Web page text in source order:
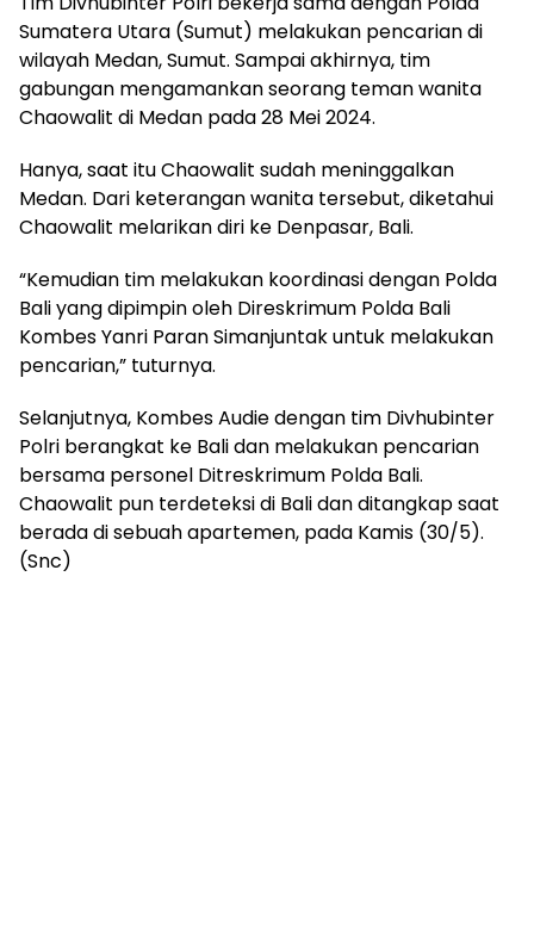
Sumatera Utara (Sumut) melakukan pencarian di
wilayah Medan, Sumut. Sampai akhirnya, tim
gabungan mengamankan seorang teman wanita
Chaowalit di Medan pada 28 Mei 2024.
Hanya, saat itu Chaowalit sudah meninggalkan
Medan. Dari keterangan wanita tersebut, diketahui
Chaowalit melarikan diri ke Denpasar, Bali.
“Kemudian tim melakukan koordinasi dengan Polda
Bali yang dipimpin oleh Direskrimum Polda Bali
Kombes Yanri Paran Simanjuntak untuk melakukan
pencarian,” tuturnya.
Selanjutnya, Kombes Audie dengan tim Divhubinter
Polri berangkat ke Bali dan melakukan pencarian
bersama personel Ditreskrimum Polda Bali.
Chaowalit pun terdeteksi di Bali dan ditangkap saat
berada di sebuah apartemen, pada Kamis (30/5).
(Snc)